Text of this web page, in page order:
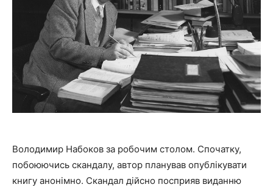
Володимир Набоков за робочим столом. Спочатку,
побоюючись скандалу, автор планував опублікувати
книгу анонімно. Скандал дійсно посприяв виданню